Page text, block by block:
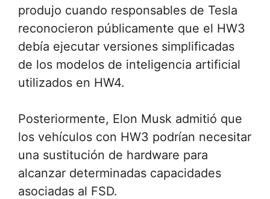
produjo cuando responsables de Tesla
reconocieron públicamente que el HW3
debía ejecutar versiones simplificadas
de los modelos de inteligencia artificial
utilizados en HW4.
Posteriormente, Elon Musk admitió que
los vehículos con HW3 podrían necesitar
una sustitución de hardware para
alcanzar determinadas capacidades
asociadas al FSD.